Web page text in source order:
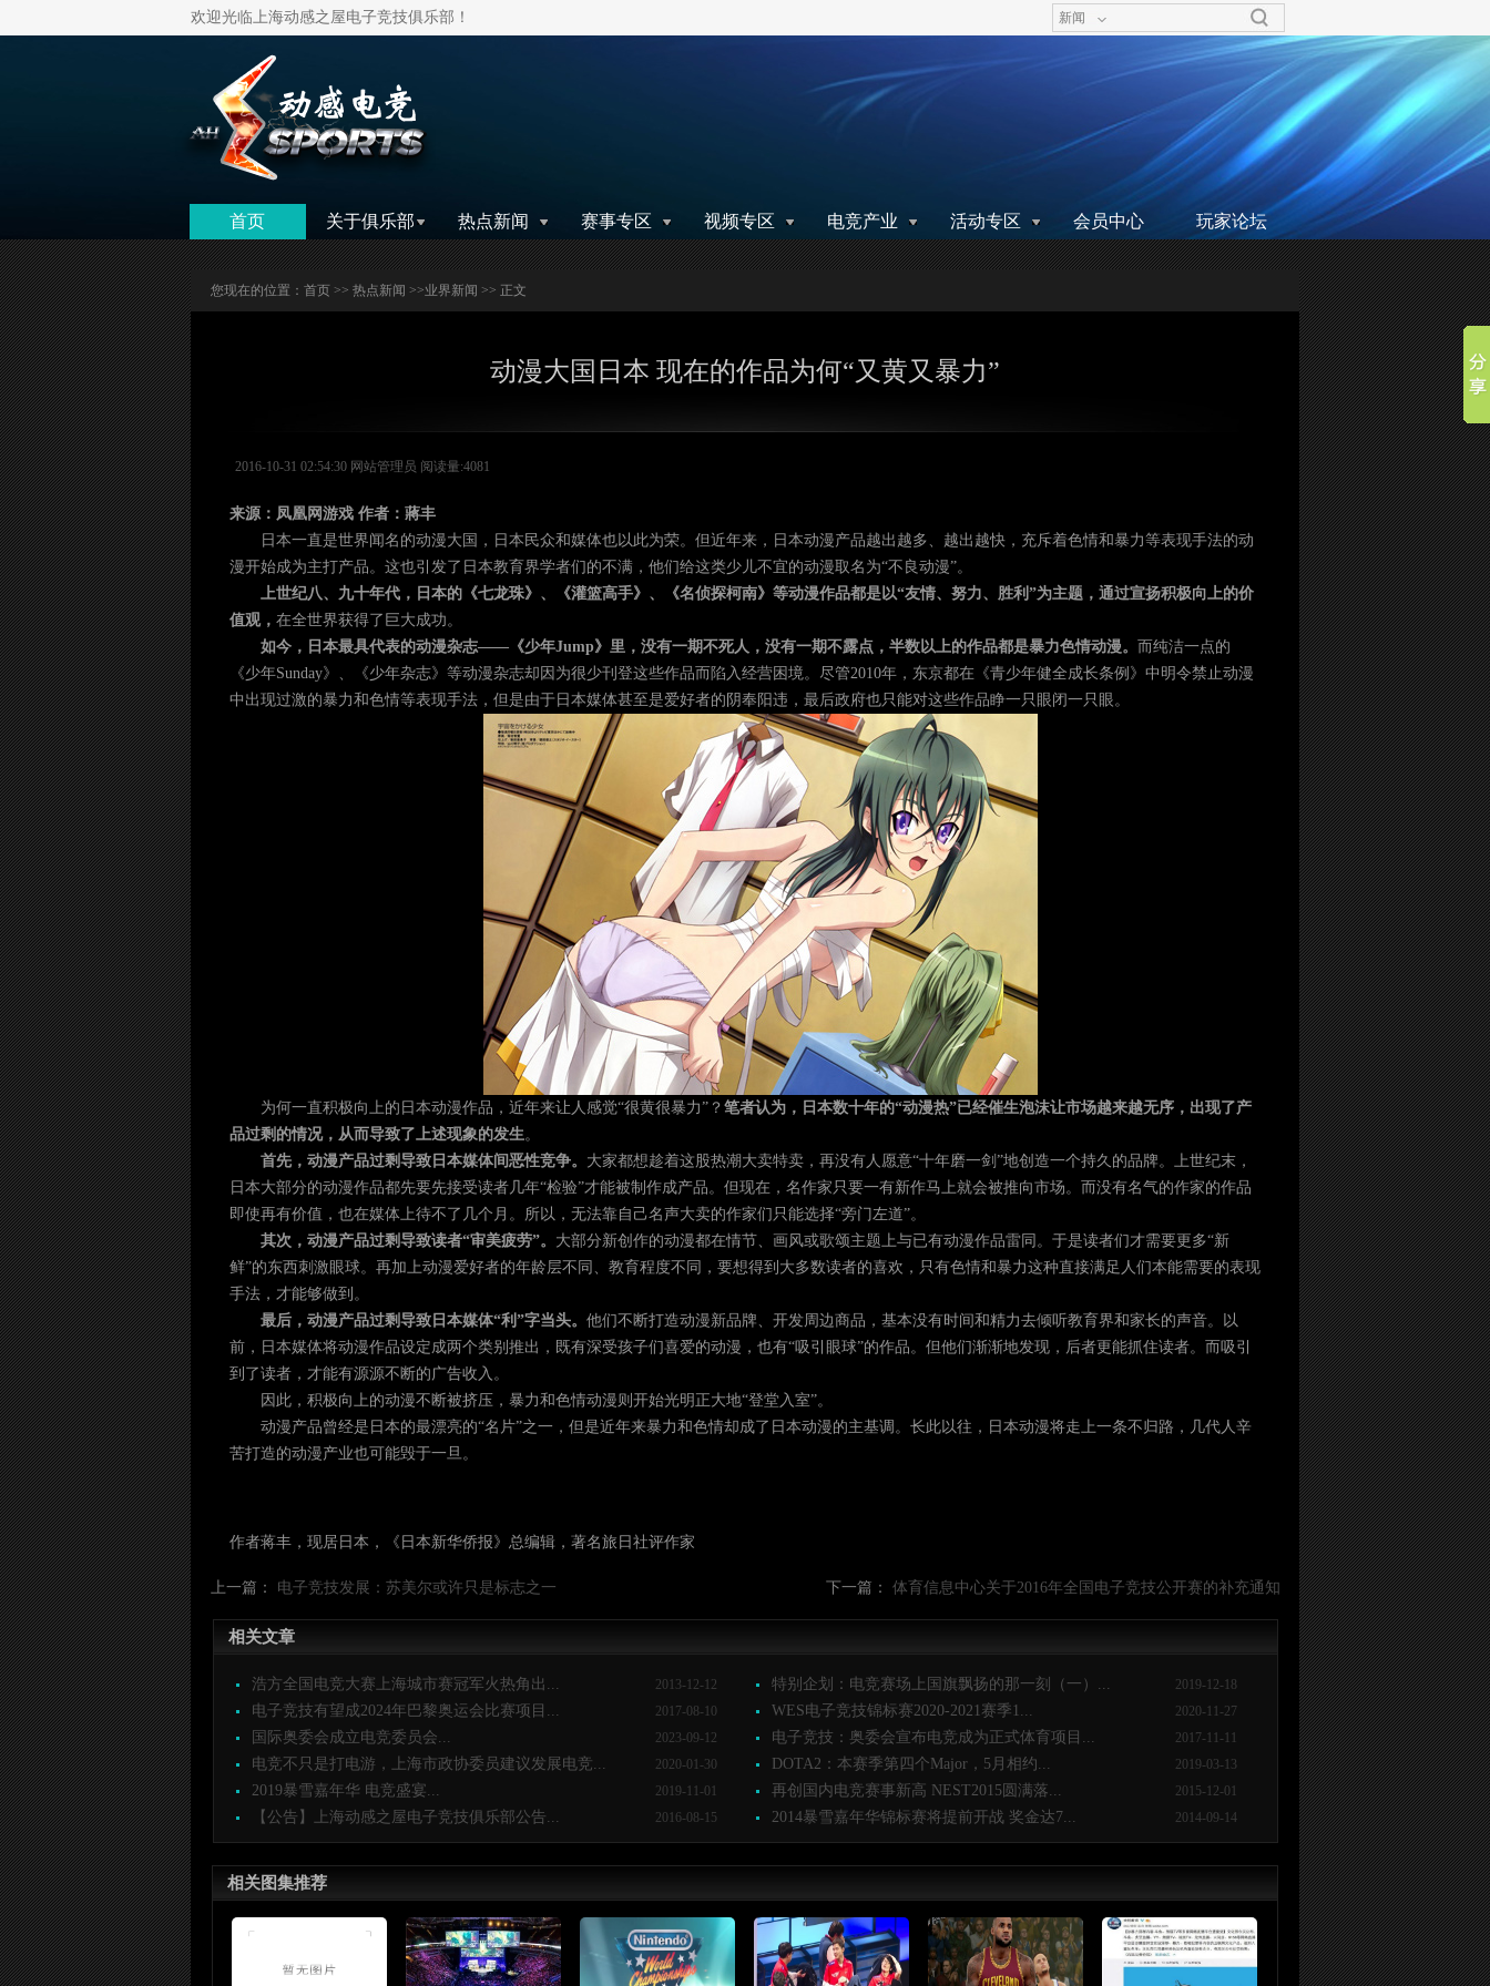
欢迎光临上海动感之屋电子竞技俱乐部！ 新闻
首页 关于俱乐部 热点新闻 赛事专区 视频专区 电竞产业 活动专区 会员中心 玩家论坛
您现在的位置： 首页 >> 热点新闻 >>业界新闻 >> 正文
动漫大国日本 现在的作品为何“又黄又暴力”
2016-10-31 02:54:30 网站管理员 阅读量:4081
来源：凤凰网游戏 作者：蔣丰
日本一直是世界闻名的动漫大国，日本民众和媒体也以此为荣。但近年来，日本动漫产品越出越多、越出越快，充斥着色情和暴力等表现手法的动
漫开始成为主打产品。这也引发了日本教育界学者们的不满，他们给这类少儿不宜的动漫取名为“不良动漫”。
上世纪八、九十年代，日本的《七龙珠》、《灌篮高手》、《名侦探柯南》等动漫作品都是以“友情、努力、胜利”为主题，通过宣扬积极向上的价
值观， 在全世界获得了巨大成功。
如今，日本最具代表的动漫杂志——《少年Jump》里，没有一期不死人，没有一期不露点，半数以上的作品都是暴力色情动漫。 而纯洁一点的
《少年Sunday》、《少年杂志》等动漫杂志却因为很少刊登这些作品而陷入经营困境。尽管2010年，东京都在《青少年健全成长条例》中明令禁止动漫
中出现过激的暴力和色情等表现手法，但是由于日本媒体甚至是爱好者的阴奉阳违，最后政府也只能对这些作品睁一只眼闭一只眼。
为何一直积极向上的日本动漫作品，近年来让人感觉“很黄很暴力”？ 笔者认为，日本数十年的“动漫热”已经催生泡沫让市场越来越无序，出现了产
品过剩的情况，从而导致了上述现象的发生。
首先，动漫产品过剩导致日本媒体间恶性竞争。 大家都想趁着这股热潮大卖特卖，再没有人愿意“十年磨一剑”地创造一个持久的品牌。上世纪末，
日本大部分的动漫作品都先要先接受读者几年“检验”才能被制作成产品。但现在，名作家只要一有新作马上就会被推向市场。而没有名气的作家的作品
即使再有价值，也在媒体上待不了几个月。所以，无法靠自己名声大卖的作家们只能选择“旁门左道”。
其次，动漫产品过剩导致读者“审美疲劳”。 大部分新创作的动漫都在情节、画风或歌颂主题上与已有动漫作品雷同。于是读者们才需要更多“新
鲜”的东西刺激眼球。再加上动漫爱好者的年龄层不同、教育程度不同，要想得到大多数读者的喜欢，只有色情和暴力这种直接满足人们本能需要的表现
手法，才能够做到。
最后，动漫产品过剩导致日本媒体“利”字当头。 他们不断打造动漫新品牌、开发周边商品，基本没有时间和精力去倾听教育界和家长的声音。以
前，日本媒体将动漫作品设定成两个类别推出，既有深受孩子们喜爱的动漫，也有“吸引眼球”的作品。但他们渐渐地发现，后者更能抓住读者。而吸引
到了读者，才能有源源不断的广告收入。
因此，积极向上的动漫不断被挤压，暴力和色情动漫则开始光明正大地“登堂入室”。
动漫产品曾经是日本的最漂亮的“名片”之一，但是近年来暴力和色情却成了日本动漫的主基调。长此以往，日本动漫将走上一条不归路，几代人辛
苦打造的动漫产业也可能毁于一旦。
作者蒋丰，现居日本，《日本新华侨报》总编辑，著名旅日社评作家
上一篇： 电子竞技发展：苏美尔或许只是标志之一 下一篇： 体育信息中心关于2016年全国电子竞技公开赛的补充通知
相关文章
2013-12-12
浩方全国电竞大赛上海城市赛冠军火热角出... 2019-12-18
特别企划：电竞赛场上国旗飘扬的那一刻（一）...
2017-08-10
电子竞技有望成2024年巴黎奥运会比赛项目... 2020-11-27
WES电子竞技锦标赛2020-2021赛季1...
2023-09-12
国际奥委会成立电竞委员会... 2017-11-11
电子竞技：奥委会宣布电竞成为正式体育项目...
2020-01-30
电竞不只是打电游，上海市政协委员建议发展电竞... 2019-03-13
DOTA2：本赛季第四个Major，5月相约...
2019-11-01
2019暴雪嘉年华 电竞盛宴... 2015-12-01
再创国内电竞赛事新高 NEST2015圆满落...
2016-08-15
【公告】上海动感之屋电子竞技俱乐部公告... 2014-09-14
2014暴雪嘉年华锦标赛将提前开战 奖金达7...
相关图集推荐